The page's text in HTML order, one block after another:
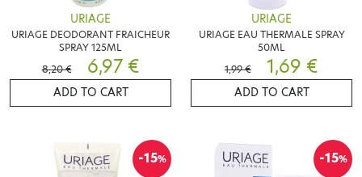
URIAGE
URIAGE DEODORANT FRAICHEUR
SPRAY 125ML
8,20 €
6,97 €
ADD TO CART
URIAGE
URIAGE EAU THERMALE SPRAY
50ML
1,99 €
1,69 €
ADD TO CART
-15% -15%